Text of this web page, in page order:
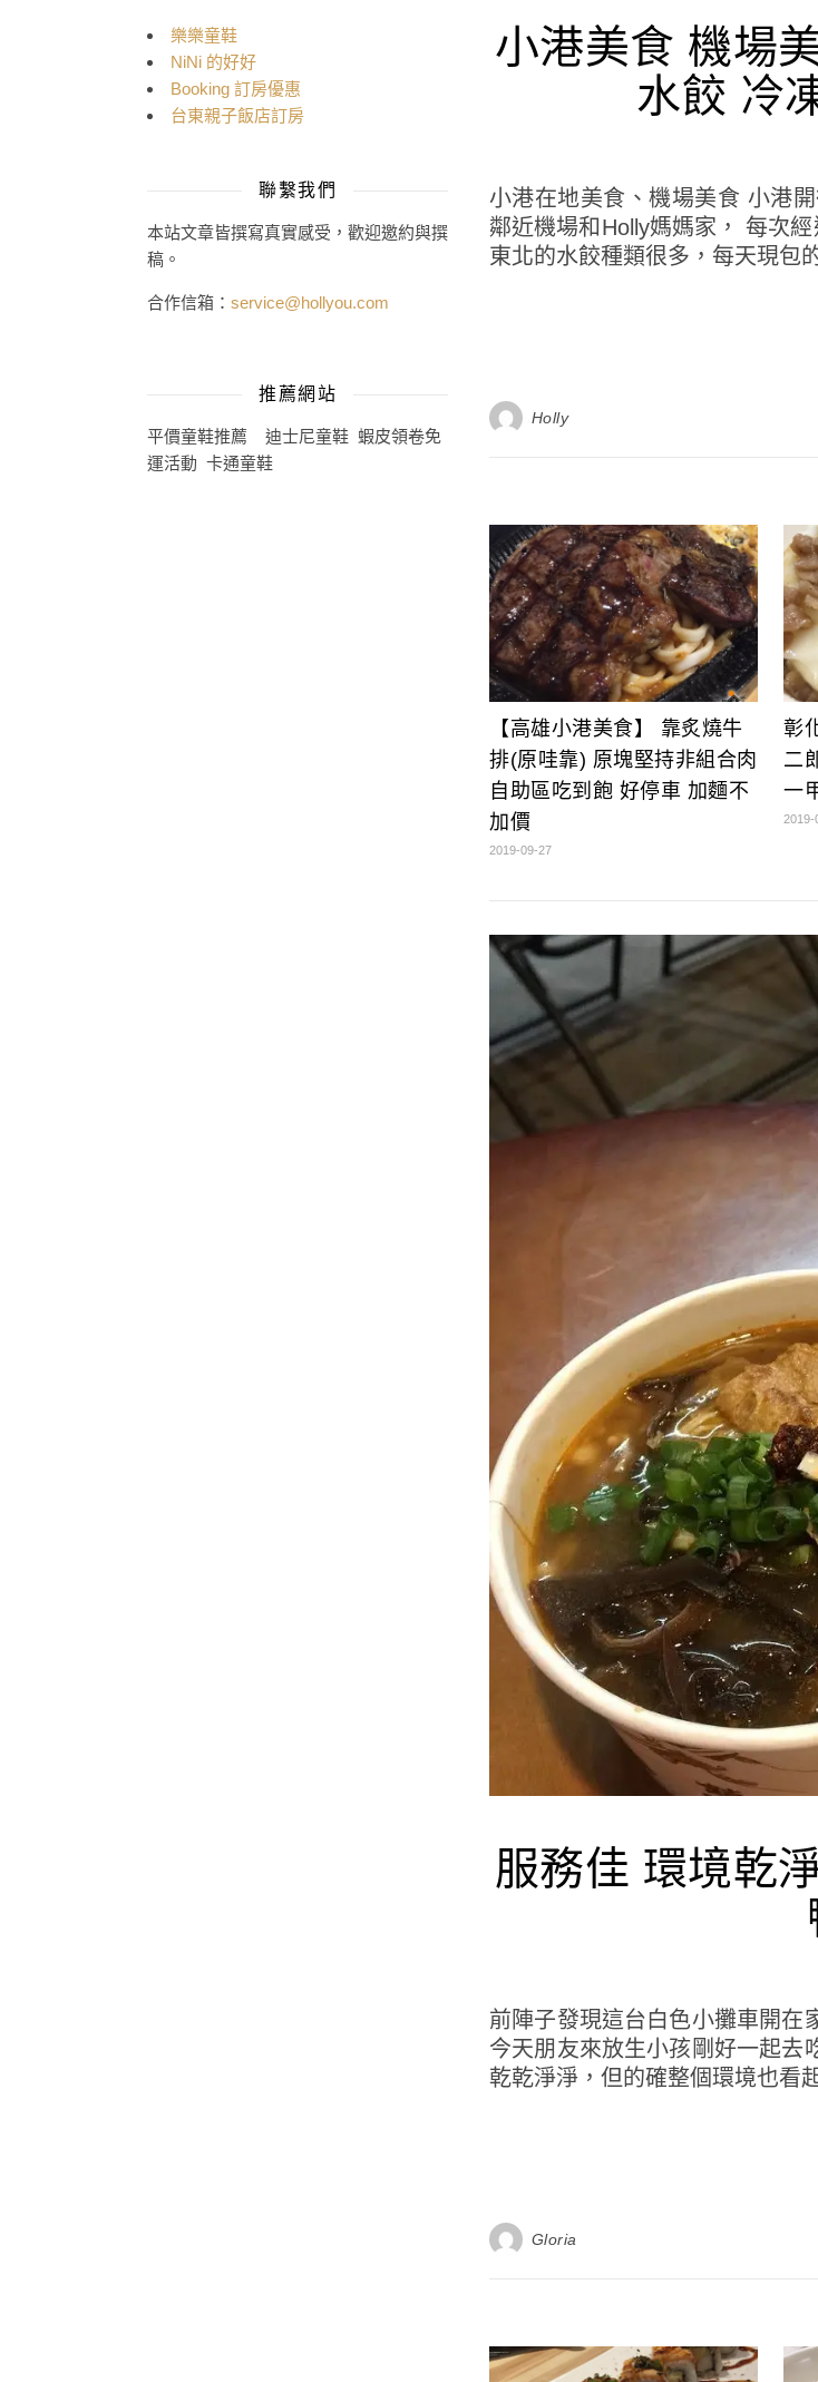
樂樂童鞋
NiNi 的好好
Booking 訂房優惠
台東親子飯店訂房
聯繫我們
本站文章皆撰寫真實感受，歡迎邀約與撰
稿。
合作信箱： service@hollyou.com
推薦網站
平價童鞋推薦 迪士尼童鞋 蝦皮領卷免
運活動 卡通童鞋
小港美食 機場
水餃 冷
小港在地美食、機場美食 小港
鄰近機場和Holly媽媽家， 每次
東北的水餃種類很多，每天現包
Holly
【高雄小港美食】 靠炙燒牛
排(原哇靠) 原塊堅持非組合肉
自助區吃到飽 好停車 加麵不
加價
2019-09-27
彰
二
一
2019-
服務佳 環境乾
前陣子發現這台白色小攤車開在
今天朋友來放生小孩剛好一起去
乾乾淨淨，但的確整個環境也看
Gloria